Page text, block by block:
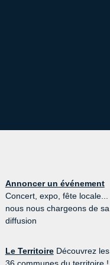
Annoncer un événement
Concert, expo, fête locale...
nous nous chargeons de sa
diffusion
Le TerritoireDécouvrez les